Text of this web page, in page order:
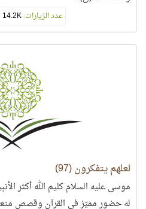
عدد الزيارات:14.2K
لعلهم يتفكرون (97)
موسى عليه السلام كليم الله أكثر
له حضور مميّز في القرآن وقصص